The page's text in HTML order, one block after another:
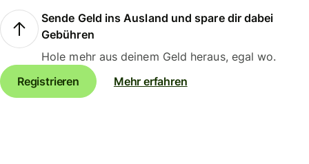
Sende Geld ins Ausland und spare dir dabei
Gebühren
Hole mehr aus deinem Geld heraus, egal wo.
Registrieren
Mehr erfahren